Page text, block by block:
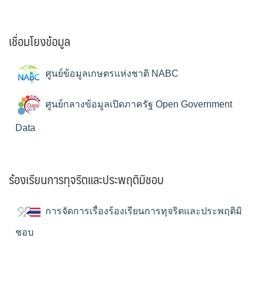
เชื่อมโยงข้อมูล
ศูนย์ข้อมูลเกษตรแห่งชาติ NABC
ศูนย์กลางข้อมูลเปิดภาครัฐ Open Government
Data
ร้องเรียนการทุจริตและประพฤติมิชอบ
การจัดการเรื่องร้องเรียนการทุจริตและประพฤติมิ
ชอบ